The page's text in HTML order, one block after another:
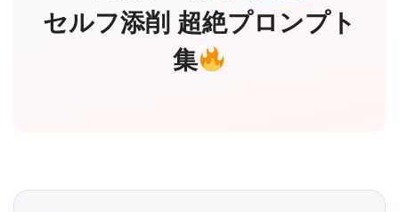
セルフ添削 超絶プロンプト
集